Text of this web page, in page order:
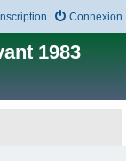
Connexion
Inscription
1983